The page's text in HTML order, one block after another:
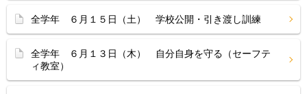
全学年 ６月１５日（土） 学校公開・引き渡し訓練
全学年 ６月１３日（木） 自分自身を守る（セーフテ
ィ教室）